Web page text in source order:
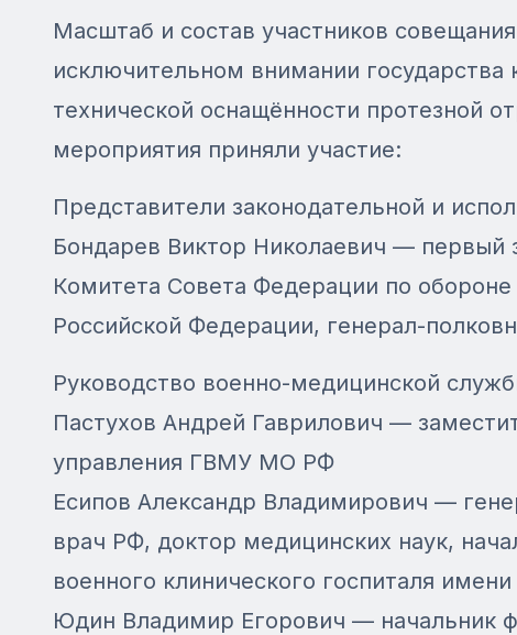
Масштаб и состав участников
исключительном внимании государства
технической оснащённости протезной
мероприятия приняли участие:
Представители законодательной и
Бондарев Виктор Николаевич — первый
Комитета Совета Федерации по обороне
Российской Федерации, генерал-
Руководство военно-медицинской
Пастухов Андрей Гаврилович —
управления ГВМУ МО РФ
Есипов Александр Владимирович —
врач РФ, доктор медицинских наук,
военного клинического госпиталя
Юдин Владимир Егорович — начальник